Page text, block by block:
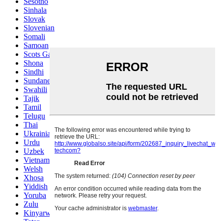
Sinhala
Slovak
Slovenian
Somali
Samoan
Scots Gaelic
Shona
Sindhi
Sundanese
Swahili
Tajik
Tamil
Telugu
Thai
Ukrainian
Urdu
Uzbek
Vietnamese
Welsh
Xhosa
Yiddish
Yoruba
Zulu
Kinyarwanda